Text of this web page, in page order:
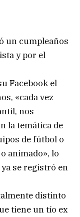
un cumpleaños
y por el
Facebook el
«cada vez
nos
la temática de
de fútbol o
animado», lo
se registró en
distinto
tiene un tío ex